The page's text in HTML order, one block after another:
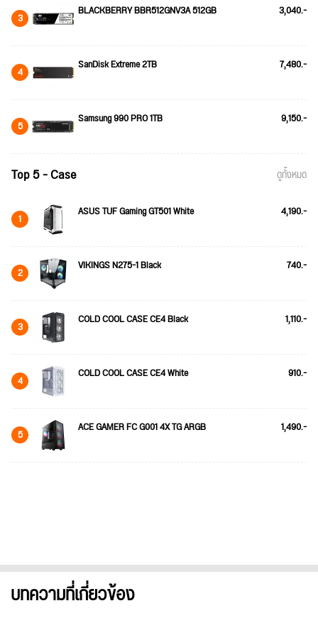
3 BLACKBERRY BBR512GNV3A 512GB 3,040.-
4 SanDisk Extreme 2TB 7,480.-
5 Samsung 990 PRO 1TB 9,150.-
Top 5 - Case ดูทั้งหมด
1 ASUS TUF Gaming GT501 White 4,190.-
2 VIKINGS N275-1 Black 740.-
3 COLD COOL CASE CE4 Black 1,110.-
4 COLD COOL CASE CE4 White 910.-
5 ACE GAMER FC G001 4X TG ARGB 1,490.-
บทความที่เกี่ยวข้อง